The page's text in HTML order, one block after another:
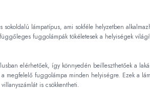
lámpatípus, ami sokféle helyzetben
fuggolámpák tökéletesek a helyiségek
elérhetőek, így könnyedén beilleszthetőek a
megfelelő fuggolámpa minden helyiségre. Ezek a
is csökkentheti.